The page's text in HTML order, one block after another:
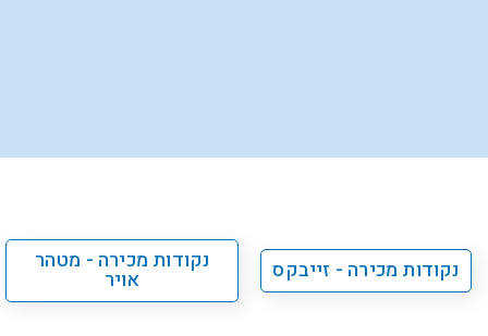
נקודות מכירה - זייבקס נקודות מכירה - מטהר
אויר